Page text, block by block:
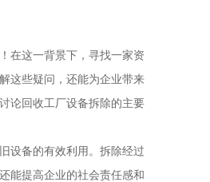
在这一背景下，寻找一家资
这些疑问，还能为企业带来
论回收工厂设备拆除的主要
设备的有效利用。拆除经过
能提高企业的社会责任感和